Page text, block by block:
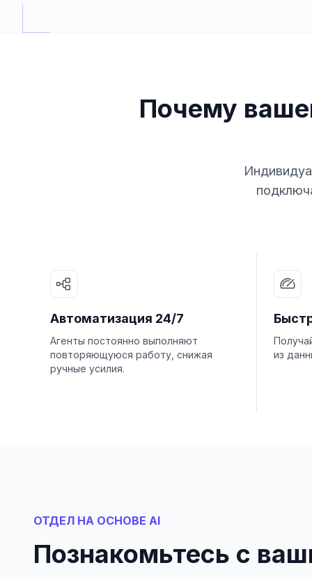
Почему
Автоматизация 24/7
Агенты постоянно выполняют
повторяющуюся работу, снижая
ручные усилия.
из
ОТДЕЛ НА ОСНОВЕ AI
Познакомьтесь с